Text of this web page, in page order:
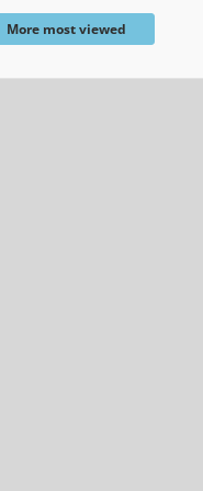
More most viewed